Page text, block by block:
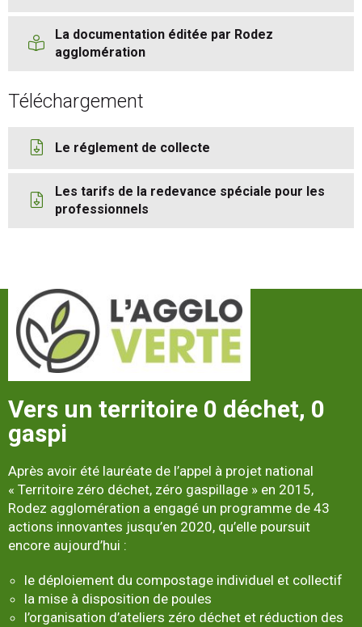
La documentation éditée par Rodez
agglomération
Téléchargement
Le réglement de collecte
Les tarifs de la redevance spéciale pour les
professionnels
Vers un territoire 0 déchet, 0
gaspi
Après avoir été lauréate de l’appel à projet national
« Territoire zéro déchet, zéro gaspillage » en 2015,
Rodez agglomération a engagé un programme de 43
actions innovantes jusqu’en 2020, qu’elle poursuit
encore aujourd’hui :
le déploiement du compostage individuel et collectif
la mise à disposition de poules
l’organisation d’ateliers zéro déchet et réduction des